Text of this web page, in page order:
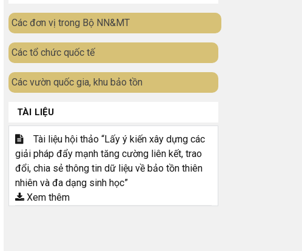
Các đơn vị trong Bộ NN&MT
Các tổ chức quốc tế
Các vườn quốc gia, khu bảo tồn
TÀI LIỆU
Tài liệu hội thảo “Lấy ý kiến xây dựng các
giải pháp đẩy mạnh tăng cường liên kết, trao
đổi, chia sẻ thông tin dữ liệu về bảo tồn thiên
nhiên và đa dạng sinh học”
Xem thêm